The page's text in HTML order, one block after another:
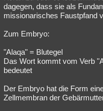
dagegen, dass sie als
missionarisches Faustpfand
Zum Embryo:
"Alaqa" = Blutegel
Das Wort kommt vom Verb
bedeutet
Der Embryo hat die Form
Zellmembran der